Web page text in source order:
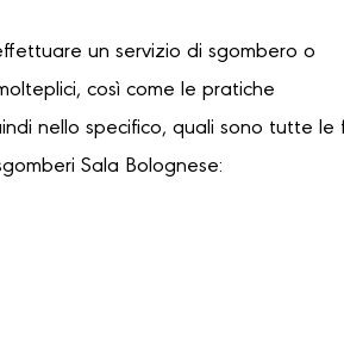
un servizio di sgombero o
così come le pratiche
nello specifico, quali sono tutte le
Sala Bolognese: